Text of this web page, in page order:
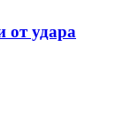
от удара